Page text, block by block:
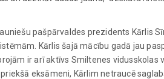
pašpārvaldes prezidents Kārlis
Kārlis šajā mācību gadā jau
ir arī aktīvs Smiltenes vidusskolas
eksāmeni, Kārlim netraucē